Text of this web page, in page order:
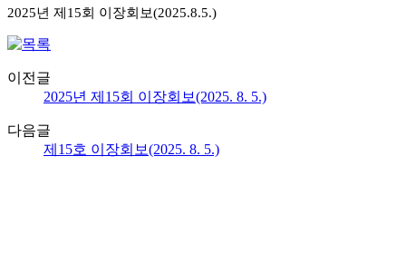
2025년 제15회 이장회보(2025.8.5.)
이전글
2025년 제15회 이장회보(2025. 8. 5.)
다음글
제15호 이장회보(2025. 8. 5.)